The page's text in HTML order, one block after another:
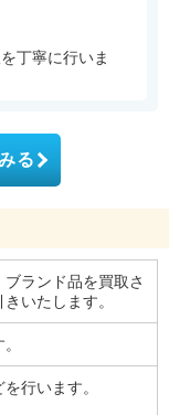
丁寧に行いま
る
ランド品を買取さ
いたします。
行います。